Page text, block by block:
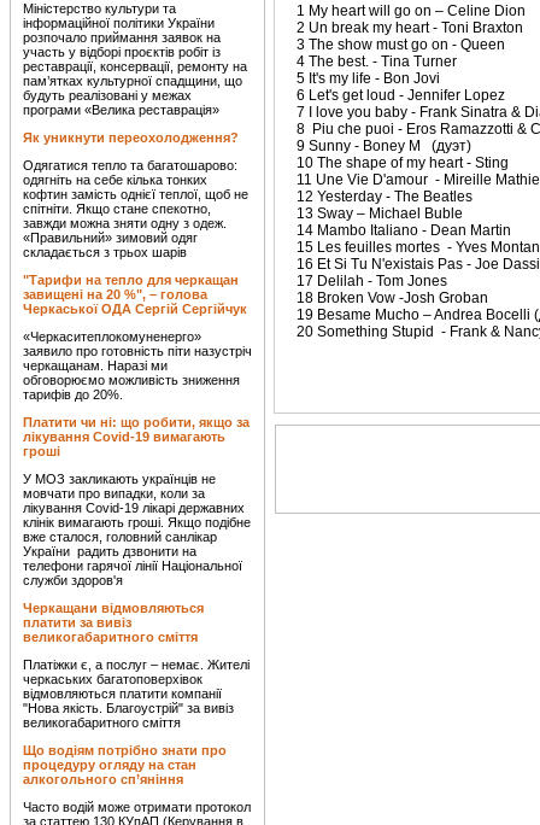
Міністерство культури та
інформаційної політики України
розпочало приймання заявок на
участь у відборі проєктів робіт із
реставрації, консервації, ремонту на
пам’ятках культурної спадщини, що
будуть реалізовані у межах
програми «Велика реставрація»
Як уникнути переохолодження?
Одягатися тепло та багатошарово:
одягніть на себе кілька тонких
кофтин замість однієї теплої, щоб не
спітніти. Якщо стане спекотно,
завжди можна зняти одну з одеж.
«Правильний» зимовий одяг
складається з трьох шарів
"Тарифи на тепло для черкащан
завищені на 20 %", – голова
Черкаської ОДА Сергій Сергійчук
«Черкаситеплокомуненерго»
заявило про готовність піти назустріч
черкащанам. Наразі ми
обговорюємо можливість зниження
тарифів до 20%.
Платити чи ні: що робити, якщо за
лікування Covid-19 вимагають
гроші
У МОЗ закликають українців не
мовчати про випадки, коли за
лікування Covid-19 лікарі державних
клінік вимагають гроші. Якщо подібне
вже сталося, головний санлікар
України радить дзвонити на
телефони гарячої лінії Національної
служби здоров'я
Черкащани відмовляються
платити за вивіз
великогабаритного сміття
Платіжки є, а послуг – немає. Жителі
черкаських багатоповерхівок
відмовляються платити компанії
"Нова якість. Благоустрій" за вивіз
великогабаритного сміття
Що водіям потрібно знати про
процедуру огляду на стан
алкогольного сп’яніння
Часто водій може отримати протокол
за статтею 130 КУпАП (Керування в
1 My heart will go on – Celine Dion
2 Un break my heart - Toni Braxton
3 The show must go on - Queen
4 The best. - Tina Turner
5 It's my life - Bon Jovi
6 Let's get loud - Jennifer Lopez
7 I love you baby - Frank Sinatra &
8 Piu che puoi - Eros Ramazzotti &
9 Sunny - Boney M (дуэт)
10 The shape of my heart - Sting
11 Une Vie D'amour - Mireille
12 Yesterday - The Beatles
13 Sway – Michael Buble
14 Mambo Italiano - Dean Martin
15 Les feuilles mortes - Yves
16 Et Si Tu N'existais Pas - Joe
17 Delilah - Tom Jones
18 Broken Vow -Josh Groban
19 Besame Mucho – Andrea Bocelli
20 Something Stupid - Frank &